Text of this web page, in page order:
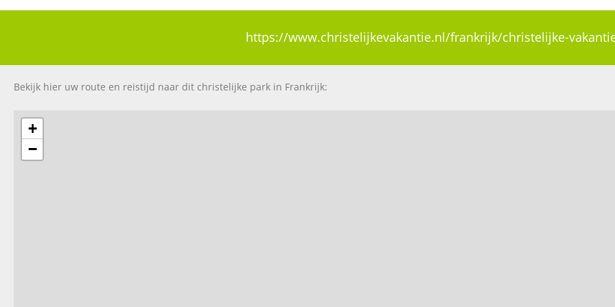
https://www.christelijkevakantie.nl/frankrijk/christelijke-
Bekijk hier uw route en reistijd naar dit christelijke park in Frankrijk:
+
−